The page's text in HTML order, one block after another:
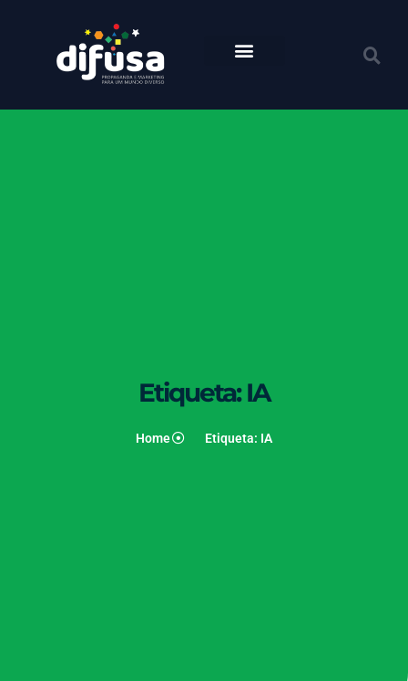
Etiqueta: IA
Home Etiqueta: IA